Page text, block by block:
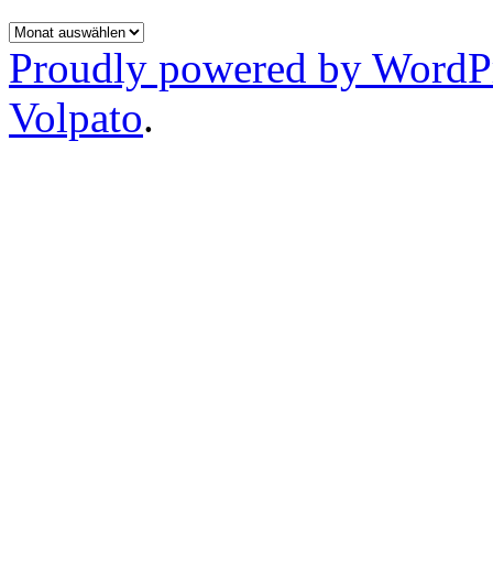
Archiv
Proudly powered by
Volpato.